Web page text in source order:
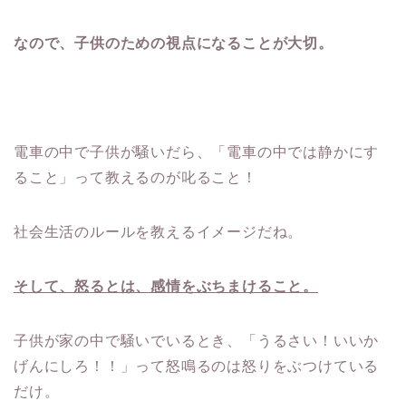
なので、子供のための視点になることが大切。
電車の中で子供が騒いだら、「電車の中では静かにす
ること」って教えるのが叱ること！
社会生活のルールを教えるイメージだね。
そして、怒るとは、感情をぶちまけること。
子供が家の中で騒いでいるとき、「うるさい！いいか
げんにしろ！！」って怒鳴るのは怒りをぶつけている
だけ。